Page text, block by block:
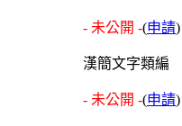
- 未公開 -(申請)
漢簡文字類編
- 未公開 -(申請)